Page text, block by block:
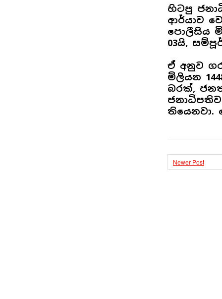
හිටපු
ආර්යාව
පොලීසිය
03යි,
ඒ අනුව
මිලියන
බරක්,
තියෙනවා.
Newer Post